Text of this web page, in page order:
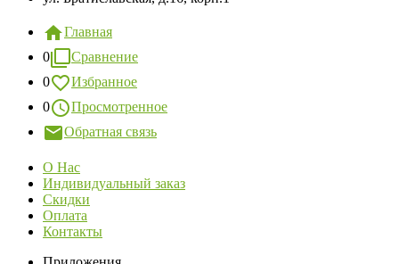
Главная
0
Сравнение
0
Избранное
0
Просмотренное
Обратная связь
О Нас
Индивидуальный заказ
Скидки
Оплата
Контакты